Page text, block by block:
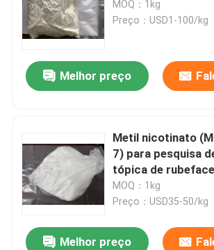
MOQ：1kg
Preço：USD1-100/kg
Melhor preço
Metil nicotinato
7) para pesquisa
tópica de
diagnósticos da
barreira cutânea e
transdérmicas
MOQ：1kg
Preço：USD35-50/kg
Melhor preço